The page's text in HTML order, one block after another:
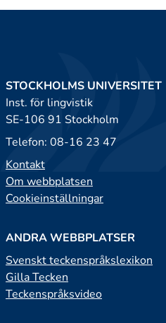
STOCKHOLMS UNIVERSITET
Inst. för lingvistik
SE-106 91 Stockholm
Telefon: 08-16 23 47
Kontakt
Om webbplatsen
Cookieinställningar
ANDRA WEBBPLATSER
Svenskt teckenspråkslexikon
Gilla Tecken
Teckenspråksvideo